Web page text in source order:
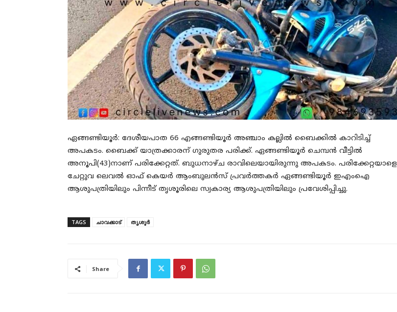
ഏങ്ങണ്ടിയൂർ: ദേശീയപാത 66 എങ്ങണ്ടിയൂർ അഞ്ചാം കല്ലിൽ ബൈക്കിൽ കാറിടിച്ച്
അപകടം. ബൈക്ക് യാത്രക്കാരന് ഗുരുതര പരിക്ക്. ഏങ്ങണ്ടിയൂർ ചെമ്പൻ വീട്ടിൽ
അനൂപി(43)നാണ് പരിക്കേറ്റത്. ബുധനാഴ്ച രാവിലെയായിരുന്നു അപകടം. പരിക്കേറ്റയാളെ
ചേറ്റുവ ലെവൽ ഓഫ് കെയർ ആംബുലൻസ് പ്രവർത്തകർ ഏങ്ങണ്ടിയൂർ ഇഎംഐ
ആശുപത്രിയിലും പിന്നീട് തൃശൂരിലെ സ്വകാര്യ ആശുപത്രിയിലും പ്രവേശിപ്പിച്ചു.
TAGS ചാവക്കാട് തൃശൂർ
Share